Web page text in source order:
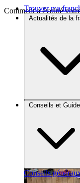
Trouver ma
Actualités de la
Brèves et actus
Conseils et
Conseils
Comment a évolué